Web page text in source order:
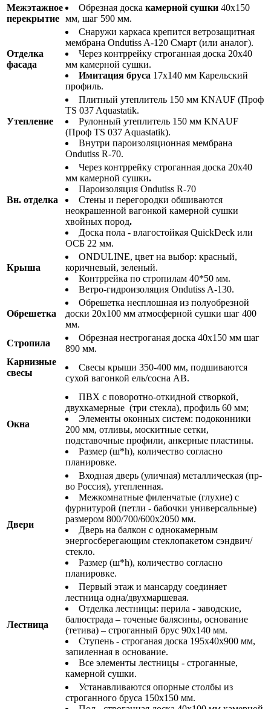
Межэтажное
перекрытие
Обрезная доска камерной сушки 40х150
мм, шаг 590 мм.
Отделка
фасада
Снаружи каркаса крепится ветрозащитная
мембрана Ondutiss A-120 Смарт (или аналог).
Через контррейку строганная доска 20х40
мм камерной сушки.
Имитация бруса 17х140 мм Карельский
профиль.
Утепление
Плитный утеплитель 150 мм KNAUF (Проф
TS 037 Aquastatik.
Рулонный утеплитель 150 мм KNAUF
(Проф TS 037 Aquastatik).
Внутри пароизоляционная мембрана
Ondutiss R-70.
Вн. отделка
Через контррейку строганная доска 20х40
мм камерной сушки.
Пароизоляция Ondutiss R-70
Стены и перегородки обшиваются
неокрашенной вагонкой камерной сушки
хвойных пород.
Доска пола - влагостойкая QuickDeck или
ОСБ 22 мм.
Крыша
ONDULINE, цвет на выбор: красный,
коричневый, зеленый.
Контррейка по стропилам 40*50 мм.
Ветро-гидроизоляция Ondutiss A-130.
Обрешетка
Обрешетка несплошная из полуобрезной
доски 20х100 мм атмосферной сушки шаг 400
мм.
Стропила
Обрезная нестроганая доска 40х150 мм шаг
890 мм.
Карнизные
свесы
Свесы крыши 350-400 мм, подшиваются
сухой вагонкой ель/сосна АВ.
Окна
ПВХ с поворотно-откидной створкой,
двухкамерные (три стекла), профиль 60 мм;
Элементы оконных систем: подоконники
200 мм, отливы, москитные сетки,
подставочные профили, анкерные пластины.
Размер (ш*h), количество согласно
планировке.
Двери
Входная дверь (уличная) металлическая (пр-
во Россия), утепленная.
Межкомнатные филенчатые (глухие) с
фурнитурой (петли - бабочки универсальные)
размером 800/700/600х2050 мм.
Дверь на балкон с однокамерным
энергосберегающим стеклопакетом сэндвич/
стекло.
Размер (ш*h), количество согласно
планировке.
Лестница
Первый этаж и мансарду соединяет
лестница одна/двухмаршевая.
Отделка лестницы: перила - заводские,
балюстрада – точеные балясины, основание
(тетива) – строганный брус 90х140 мм.
Ступень - строганая доска 195х40х900 мм,
запиленная в основание.
Все элементы лестницы - строганные,
камерной сушки.
Устанавливаются опорные столбы из
строганного бруса 150х150 мм.